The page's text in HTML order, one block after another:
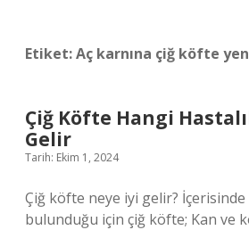
Etiket:Aç karnına çiğ köfte
Çiğ Köfte Hangi
Gelir
Tarih: Ekim 1, 2024
Çiğ köfte neye iyi gelir?
bulunduğu için çiğ köfte; Kan ve